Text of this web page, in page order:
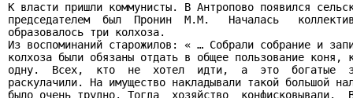
К власти пришли коммунисты. В Антропово появился
председателем  был  Пронин  М.М.   Началась
образовалось три колхоза.
Из воспоминаний старожилов: « … Собрали собрание и
колхоза были обязаны отдать в общее пользование
одну.  Всех,  кто  не  хотел  идти,  а  это  богатые
раскулачили. На имущество накладывали такой большой
было очень трудно. Тогда  хозяйство  конфисковывали.